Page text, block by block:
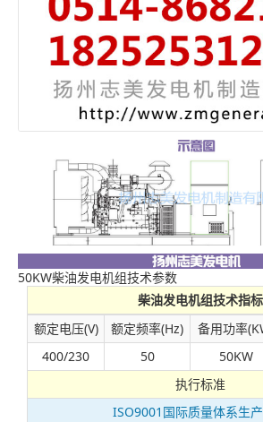
50KW柴油发电机组技术参数
柴油发电机组技术指标
额定电压(V)
额定频率(Hz) 备用功率
400/230
50 50KW
执行标准
ISO9001国际质量体系生